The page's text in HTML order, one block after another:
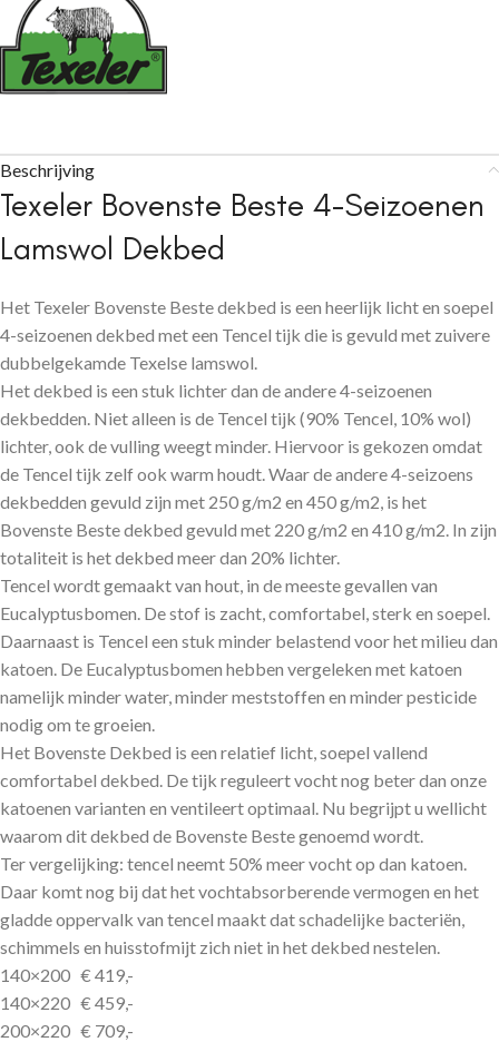
Beschrijving
Texeler Bovenste Beste 4-Seizoenen
Lamswol Dekbed
Het Texeler Bovenste Beste dekbed is een heerlijk licht en soepel
4-seizoenen dekbed met een Tencel tijk die is gevuld met zuivere
dubbelgekamde Texelse lamswol.
Het dekbed is een stuk lichter dan de andere 4-seizoenen
dekbedden. Niet alleen is de Tencel tijk (90% Tencel, 10% wol)
lichter, ook de vulling weegt minder. Hiervoor is gekozen omdat
de Tencel tijk zelf ook warm houdt. Waar de andere 4-seizoens
dekbedden gevuld zijn met 250 g/m2 en 450 g/m2, is het
Bovenste Beste dekbed gevuld met 220 g/m2 en 410 g/m2. In zijn
totaliteit is het dekbed meer dan 20% lichter.
Tencel wordt gemaakt van hout, in de meeste gevallen van
Eucalyptusbomen. De stof is zacht, comfortabel, sterk en soepel.
Daarnaast is Tencel een stuk minder belastend voor het milieu dan
katoen. De Eucalyptusbomen hebben vergeleken met katoen
namelijk minder water, minder meststoffen en minder pesticide
nodig om te groeien.
Het Bovenste Dekbed is een relatief licht, soepel vallend
comfortabel dekbed. De tijk reguleert vocht nog beter dan onze
katoenen varianten en ventileert optimaal. Nu begrijpt u wellicht
waarom dit dekbed de Bovenste Beste genoemd wordt.
Ter vergelijking: tencel neemt 50% meer vocht op dan katoen.
Daar komt nog bij dat het vochtabsorberende vermogen en het
gladde oppervalk van tencel maakt dat schadelijke bacteriën,
schimmels en huisstofmijt zich niet in het dekbed nestelen.
140×200 € 419,-
140×220 € 459,-
200×220 € 709,-